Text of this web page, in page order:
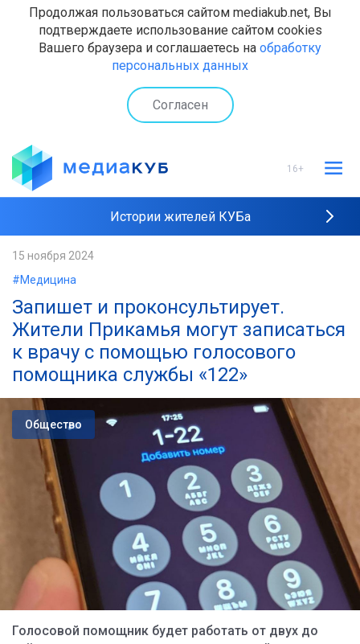
Продолжая пользоваться сайтом mediakub.net, Вы
подтверждаете использование сайтом cookies
Вашего браузера и соглашаетесь на обработку
персональных данных
Согласен
16+
Истории жителей КУБа
15 ноября 2024
#Медицина
Запишет и проконсультирует.
Жители Прикамья могут записаться
к врачу с помощью голосового
помощника службы «122»
Общество
Голосовой помощник будет работать от двух до